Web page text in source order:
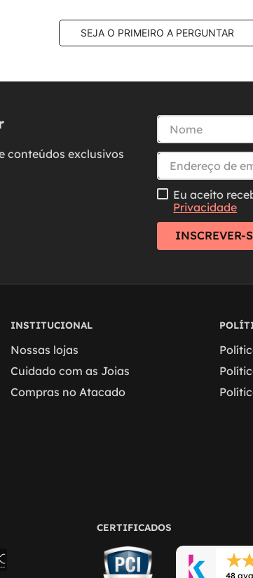
SEJA O PRIMEIRO A PERGUNTAR
conteúdos exclusivos
Eu aceito
Privacidade
INSCREVER-
INSTITUCIONAL
Nossas lojas
Cuidado com as Joias
Compras no Atacado
CERTIFICADOS
48